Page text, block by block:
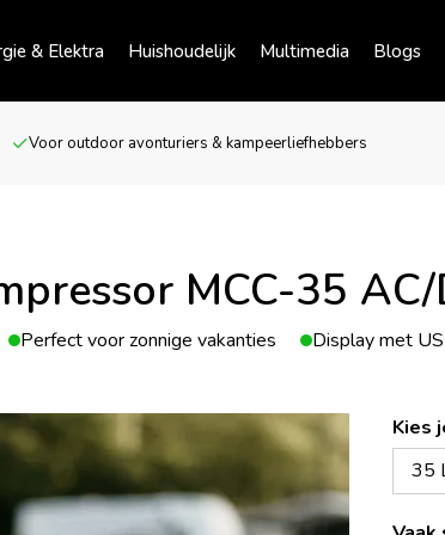
& Elektra Huishoudelijk Multimedia Blogs
Voor outdoor avonturiers & kampeerliefhebbers
MCC-35 AC/
Perfect voor zonnige vakanties Display met
Kies
35